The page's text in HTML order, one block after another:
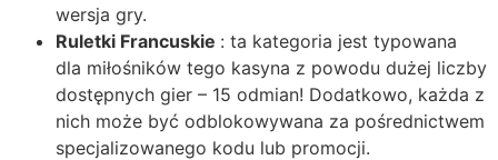
wersja gry.
Ruletki Francuskie : ta kategoria jest typowana
dla miłośników tego kasyna z powodu dużej liczby
dostępnych gier – 15 odmian! Dodatkowo, każda z
nich może być odblokowywana za pośrednictwem
specjalizowanego kodu lub promocji.